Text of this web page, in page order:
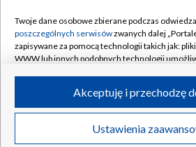
Rada Programowa
System NOS
Informacje o nadawcy
Program dla prasy
Ogłoszenie przetargowe
Kontakt
Kanały
©2026 Telewizja Polska
Twoje dane osobowe zbierane podczas
poszczególnych serwisówzwanych dalej
zapisywane za pomocą technologii takich jak:
WWW lub innych podobnych technologii
ruchu w Internecie.
Twoje dane osobowe zbierane podczas
poszczególnych serwisówna Portalu, takie jak
Ustawienia
Akceptuję i przechodzę